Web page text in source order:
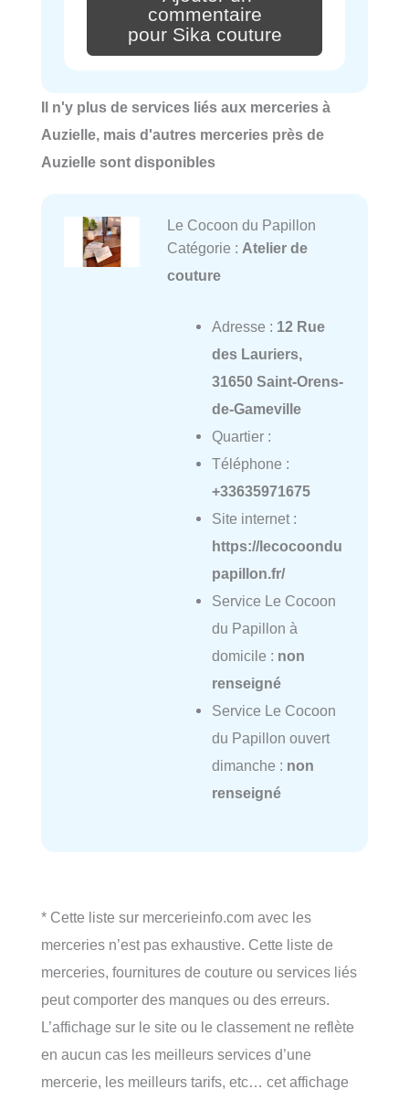
commentaire
pour Sika couture
Il n'y plus de services liés aux merceries à
Auzielle, mais d'autres merceries près de
Auzielle sont disponibles
Le Cocoon du Papillon
Catégorie : Atelier de
couture
Adresse : 12 Rue
des Lauriers,
31650 Saint-Orens-
de-Gameville
Quartier :
Téléphone :
+33635971675
Site internet :
https://lecocoondu
papillon.fr/
Service Le Cocoon
du Papillon à
domicile : non
renseigné
Service Le Cocoon
du Papillon ouvert
dimanche : non
renseigné
* Cette liste sur mercerieinfo.com avec les
merceries n’est pas exhaustive. Cette liste de
merceries, fournitures de couture ou services liés
peut comporter des manques ou des erreurs.
L’affichage sur le site ou le classement ne reflète
en aucun cas les meilleurs services d’une
mercerie, les meilleurs tarifs, etc… cet affichage